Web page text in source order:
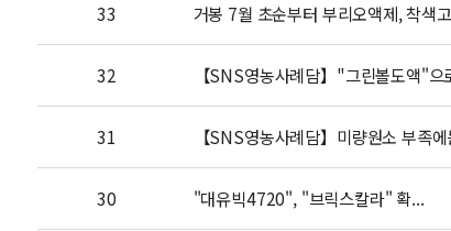
33 거봉 7월 초순부터 부리오액제, 착색
32 【SNS영농사례담】"그린볼도액"
31 【SNS영농사례담】미량원소 부족
30 "대유빅4720", "브릭스칼라" 확...